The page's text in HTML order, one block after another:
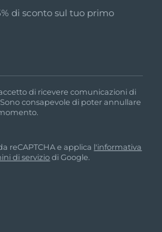
di sconto sul tuo primo
di ricevere comunicazioni di
consapevole di poter annullare
reCAPTCHA e applica l'informativa
di serviziodi Google.